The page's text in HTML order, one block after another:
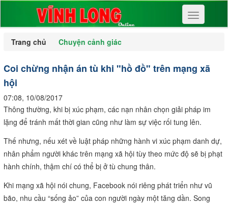
Toggle
navigation
Trang chủ
Chuyện cảnh giác
Coi chừng nhận án tù khi "hồ đồ" trên mạng xã
hội
07:08, 10/08/2017
Thông thường, khi bị xúc phạm, các nạn nhân chọn giải pháp im
lặng để tránh mất thời gian cũng như làm sự việc rối tung lên.
Thế nhưng, nếu xét về luật pháp những hành vi xúc phạm danh dự,
nhân phẩm người khác trên mạng xã hội tùy theo mức độ sẽ bị phạt
hành chính, thậm chí có thể bị ở tù chung thân.
Khi mạng xã hội nói chung, Facebook nói riêng phát triển như vũ
bão, nhu cầu “sống ảo” của con người ngày một tăng dần. Song